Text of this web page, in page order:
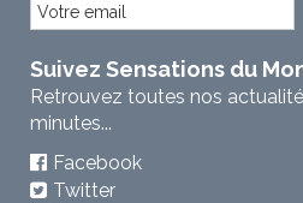
Suivez Sensations du
Retrouvez toutes nos
minutes...
Facebook
Twitter